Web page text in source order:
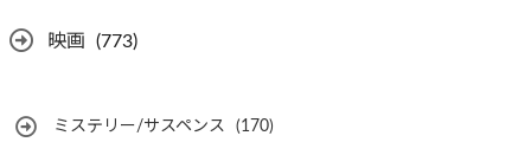
映画 (773)
ミステリー/サスペンス (170)